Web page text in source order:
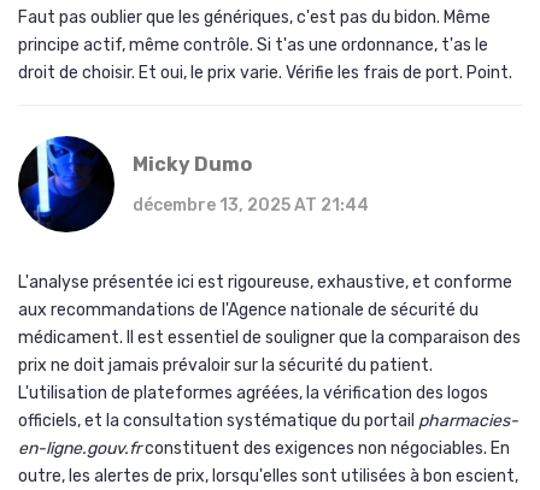
Faut pas oublier que les génériques, c'est pas du bidon. Même
principe actif, même contrôle. Si t'as une ordonnance, t'as le
droit de choisir. Et oui, le prix varie. Vérifie les frais de port. Point.
Micky Dumo
décembre 13, 2025 AT 21:44
L'analyse présentée ici est rigoureuse, exhaustive, et conforme
aux recommandations de l'Agence nationale de sécurité du
médicament. Il est essentiel de souligner que la comparaison des
prix ne doit jamais prévaloir sur la sécurité du patient.
L'utilisation de plateformes agréées, la vérification des logos
officiels, et la consultation systématique du portail pharmacies-
en-ligne.gouv.frconstituent des exigences non négociables. En
outre, les alertes de prix, lorsqu'elles sont utilisées à bon escient,